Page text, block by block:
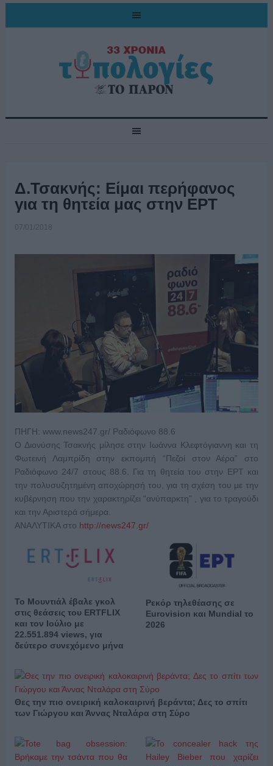
Δ.Τσακνής: Είμαι περήφανος
για τη θητεία μας στην ΕΡΤ
07/01/2018
ΠΗΓΗ: www.news247.gr/ Ραδιόφωνο 88.6
Ο Διονύσης Τσακνής μίλησε στην Ιωάννα Κλεφτόγιαννη και τη
Φωτεινή Λαμπρίδη στην εκπομπή “Πεζοί στον Αέρα” στο
Ραδιόφωνο 24/7 στους 88.6. Για τη θητεία του στην ΕΡΤ και
την πολυσυζητημένη αποχώρησή του, για τη σχέση του με την
κυβέρνηση που την χαρακτηρίζει “ανύπαρκτη” , για το τραγούδι
και την Αριστερά σήμερα.
ΑΝΑΛΥΤΙΚΑ στο http://news247.gr/
Το Μουντιάλ έβαλε γκολ
στις θεάσεις του ERTFLIX
και τον Ιούλιο με
22.551.894 views, για
δεύτερο συνεχόμενο μήνα
Ρεκόρ τηλεθέασης σε
Eurovision και Mundial το
2026
Θες την πιο ονειρική καλοκαιρινή βεράντα; Δες το σπίτι
των Γιώργου και Άννας Νταλάρα στη Σύρο